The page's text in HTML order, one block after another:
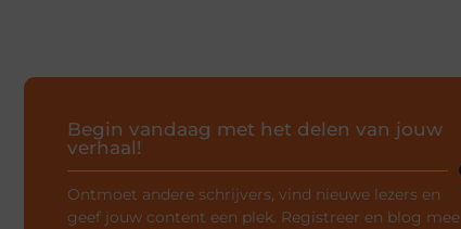
Begin vandaag met het delen van jouw
verhaal!
Ontmoet andere schrijvers, vind nieuwe lezers en
geef jouw content een plek. Registreer en blog mee